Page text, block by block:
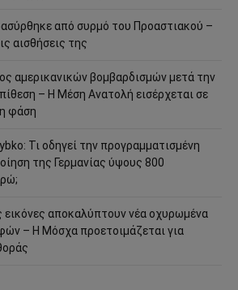
από συρμό του Προαστιακού –
αισθήσεις της
αμερικανικών βομβαρδισμών μετά την
– Η Μέση Ανατολή εισέρχεται σε
φάση
Τι οδηγεί την προγραμματισμένη
της Γερμανίας ύψους 800
αποκαλύπτουν νέα οχυρωμένα
– Η Μόσχα προετοιμάζεται για